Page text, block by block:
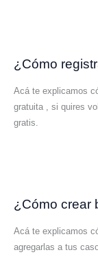
¿Cómo
Acá te explicamos
gratuita , si quires
gratis.
¿Cómo crear
Acá te explicamos
agregarlas a tus